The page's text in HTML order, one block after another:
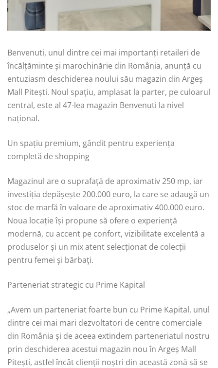
Benvenuti, unul dintre cei mai importanți retaileri de
încălțăminte și marochinărie din România, anunță cu
entuziasm deschiderea noului său magazin din Argeș
Mall Pitești. Noul spațiu, amplasat la parter, pe culoarul
central, este al 47-lea magazin Benvenuti la nivel
național.
Un spațiu premium, gândit pentru experiența
completă de shopping
Magazinul are o suprafață de aproximativ 250 mp, iar
investiția depășește 200.000 euro, la care se adaugă un
stoc de marfă în valoare de aproximativ 400.000 euro.
Noua locație își propune să ofere o experiență
modernă, cu accent pe confort, vizibilitate excelentă a
produselor și un mix atent selecționat de colecții
pentru femei și bărbați.
Parteneriat strategic cu Prime Kapital
„Avem un parteneriat foarte bun cu Prime Kapital, unul
dintre cei mai mari dezvoltatori de centre comerciale
din România şi de aceea extindem parteneriatul nostru
prin deschiderea acestui magazin nou în Argeş Mall
Piteşti, astfel încât clienții noștri din această zonă să se